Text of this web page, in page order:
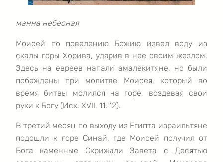
манна небесная
Моисей по повелению Божию извел воду из
скалы горы Хорива, ударив в нее своим жезлом.
Здесь на евреев напали амалекитяне, но были
побеждены при молитве Моисея, который во
время битвы молился на горе, воздевая свои
руки к Богу (Исх. XVII, 11, 12).
В третий месяц по выходу из Египта израильтяне
подошли к горе Синай, где Моисей получил от
Бога каменные Скрижали Завета с Десятью